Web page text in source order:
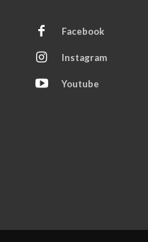
Facebook
Instagram
Youtube